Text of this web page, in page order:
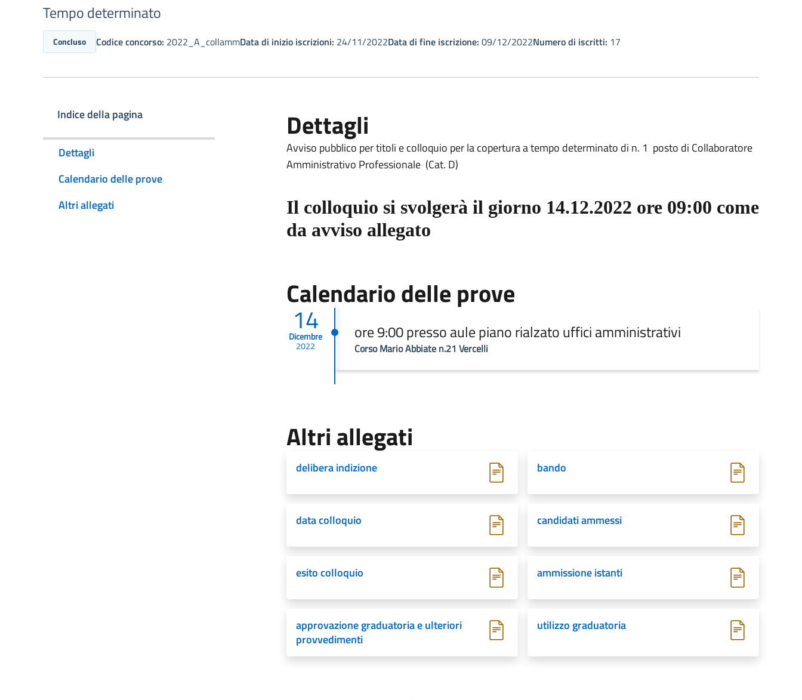
Tempo determinato
Concluso Codice concorso: 2022_A_collammData di inizio iscrizioni: 24/11/2022Data di fine iscrizione: 09/12/2022Numero di iscritti: 17
Indice della pagina
Dettagli
Calendario delle prove
Altri allegati
Dettagli
Avviso pubblico per titoli e colloquio per la copertura a tempo determinato di n. 1 posto di Collaboratore
Amministrativo Professionale (Cat. D)
Il colloquio si svolgerà il giorno 14.12.2022 ore 09:00 come
da avviso allegato
Calendario delle prove
14
Dicembre
2022
ore 9:00 presso aule piano rialzato uffici amministrativi
Corso Mario Abbiate n.21 Vercelli
Altri allegati
delibera indizione bando
data colloquio candidati ammessi
esito colloquio ammissione istanti
approvazione graduatoria e ulteriori
provvedimenti
utilizzo graduatoria